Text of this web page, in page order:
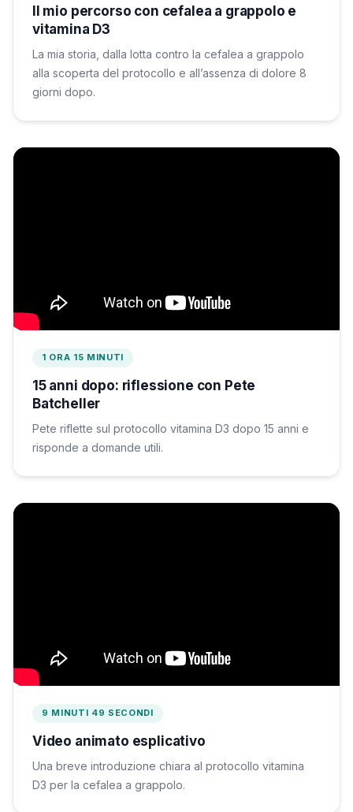
Il mio percorso con cefalea a grappolo e
vitamina D3
La mia storia, dalla lotta contro la cefalea a grappolo
alla scoperta del protocollo e all’assenza di dolore 8
giorni dopo.
1 ORA 15 MINUTI
15 anni dopo: riflessione con Pete
Batcheller
Pete riflette sul protocollo vitamina D3 dopo 15 anni e
risponde a domande utili.
9 MINUTI 49 SECONDI
Video animato esplicativo
Una breve introduzione chiara al protocollo vitamina
D3 per la cefalea a grappolo.